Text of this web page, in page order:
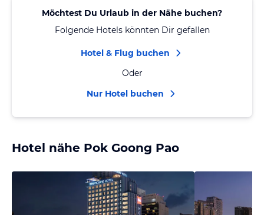
Möchtest Du Urlaub in der Nähe buchen?
Folgende Hotels könnten Dir gefallen
Hotel & Flug buchen
Oder
Nur Hotel buchen
Hotel nähe Pok Goong Pao